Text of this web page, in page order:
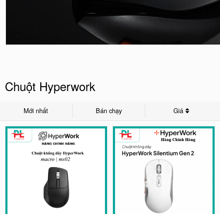
Chuột Hyperwork
Mới nhất Bán chạy Giá